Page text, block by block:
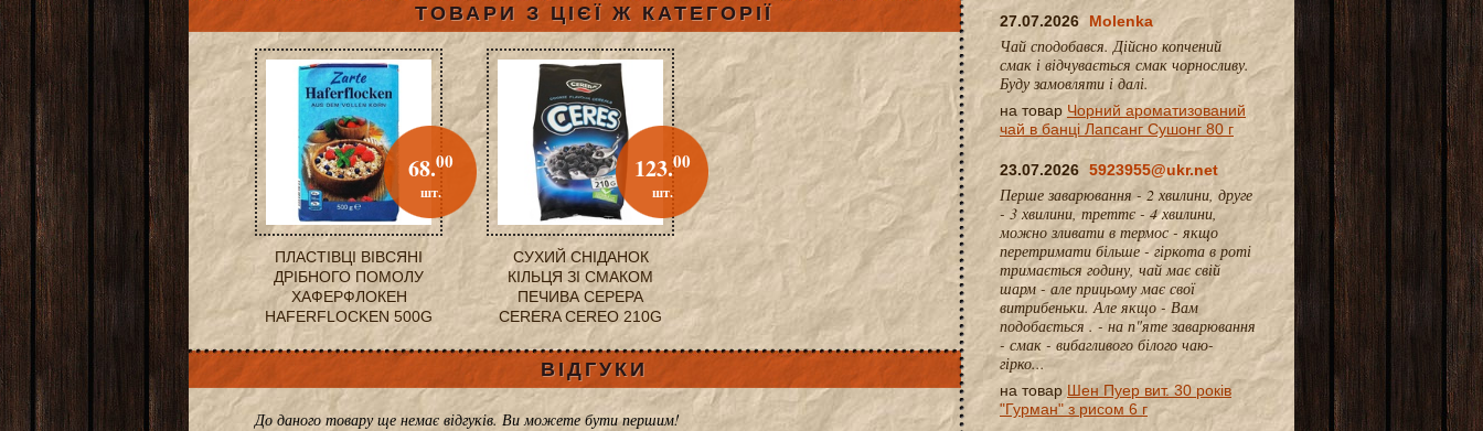
ТОВАРИ З ЦІЄЇ Ж КАТЕГОРІЇ
ПЛАСТІВЦІ ВІВСЯНІ
ДРІБНОГО ПОМОЛУ
ХАФЕРФЛОКЕН
HAFERFLOCKEN 500G
68.00
шт.
СУХИЙ СНІДАНОК
КІЛЬЦЯ ЗІ СМАКОМ
ПЕЧИВА СЕРЕРА
CERERA CEREO 210G
123.00
шт.
ВІДГУКИ
До даного товару ще немає відгуків. Ви можете бути першим!
27.07.2026 Molenka
Чай сподобався. Дійсно копчений
смак і відчувається смак чорносливу.
Буду замовляти і далі.
на товар Чорний ароматизований
чай в банці Лапсанг Сушонг 80 г
23.07.2026 5923955@ukr.net
Перше заварювання - 2 хвилини, друге
- 3 хвилини, треттє - 4 хвилини,
можно зливати в термос - якщо
перетримати більше - гіркота в роті
тримається годину, чай має свій
шарм - але прицьому має свої
витрибеньки. Але якщо - Вам
подобається . - на п"яте заварювання
- смак - вибагливого білого чаю-
гірко...
на товар Шен Пуер вит. 30 років
"Гурман" з рисом 6 г